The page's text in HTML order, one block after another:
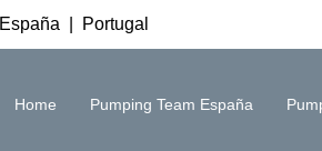
España Portugal
Home Pumping Team España